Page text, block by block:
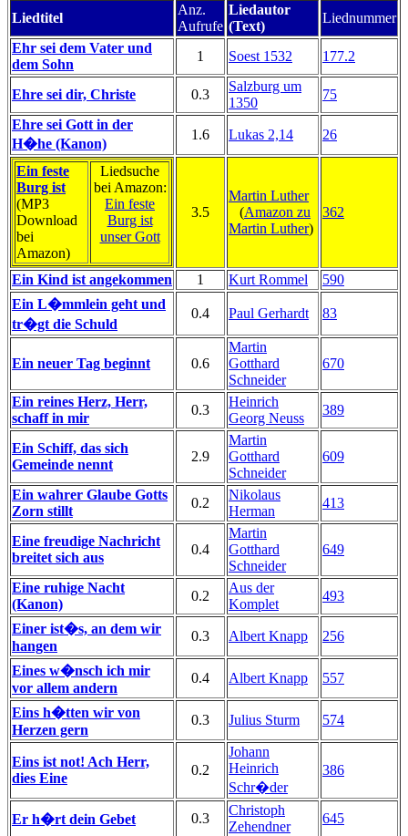
Liedtitel
Anz.
Aufrufe
Liedautor
(Text)
Liednummer
Ehr sei dem Vater und
dem Sohn
1 Soest 1532 177.2
Ehre sei dir, Christe 0.3
Salzburg um
1350
75
Ehre sei Gott in der
H�he (Kanon)
1.6 Lukas 2,14 26
Ein feste
Burg ist
(MP3
Download
bei
Amazon)
Liedsuche
bei Amazon:
Ein feste
Burg ist
unser Gott
3.5
Martin Luther
(Amazon zu
Martin Luther)
362
Ein Kind ist angekommen 1 Kurt Rommel
590
Ein L�mmlein geht und
tr�gt die Schuld
0.4 Paul Gerhardt 83
Ein neuer Tag beginnt 0.6
Martin
Gotthard
Schneider
670
Ein reines Herz, Herr,
schaff in mir
0.3
Heinrich
Georg Neuss
389
Ein Schiff, das sich
Gemeinde nennt
2.9
Martin
Gotthard
Schneider
609
Ein wahrer Glaube Gotts
Zorn stillt
0.2
Nikolaus
Herman
413
Eine freudige Nachricht
breitet sich aus
0.4
Martin
Gotthard
Schneider
649
Eine ruhige Nacht
(Kanon)
0.2
Aus der
Komplet
493
Einer ist�s, an dem wir
hangen
0.3 Albert Knapp 256
Eines w�nsch ich mir
vor allem andern
0.4 Albert Knapp 557
Eins h�tten wir von
Herzen gern
0.3 Julius Sturm 574
Eins ist not! Ach Herr,
dies Eine
0.2
Johann
Heinrich
Schr�der
386
Er h�rt dein Gebet 0.3
Christoph
Zehendner
645